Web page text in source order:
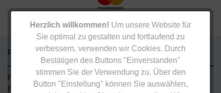
Herzlich willkommen! Um unsere Website für
Sie optimal zu gestalten und fortlaufend zu
verbessern, verwenden wir Cookies. Durch
Bestätigen des Buttons "Einverstanden"
stimmen Sie der Verwendung zu. Über den
Button "Einstellung" können Sie auswählen,
Präparate
Für den Mann
Für die Frau